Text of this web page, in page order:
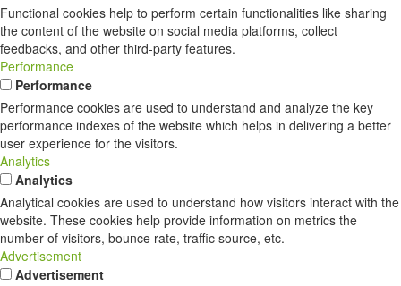
Functional cookies help to perform certain functionalities like sharing
the content of the website on social media platforms, collect
feedbacks, and other third-party features.
Performance
Performance
Performance cookies are used to understand and analyze the key
performance indexes of the website which helps in delivering a better
user experience for the visitors.
Analytics
Analytics
Analytical cookies are used to understand how visitors interact with the
website. These cookies help provide information on metrics the
number of visitors, bounce rate, traffic source, etc.
Advertisement
Advertisement